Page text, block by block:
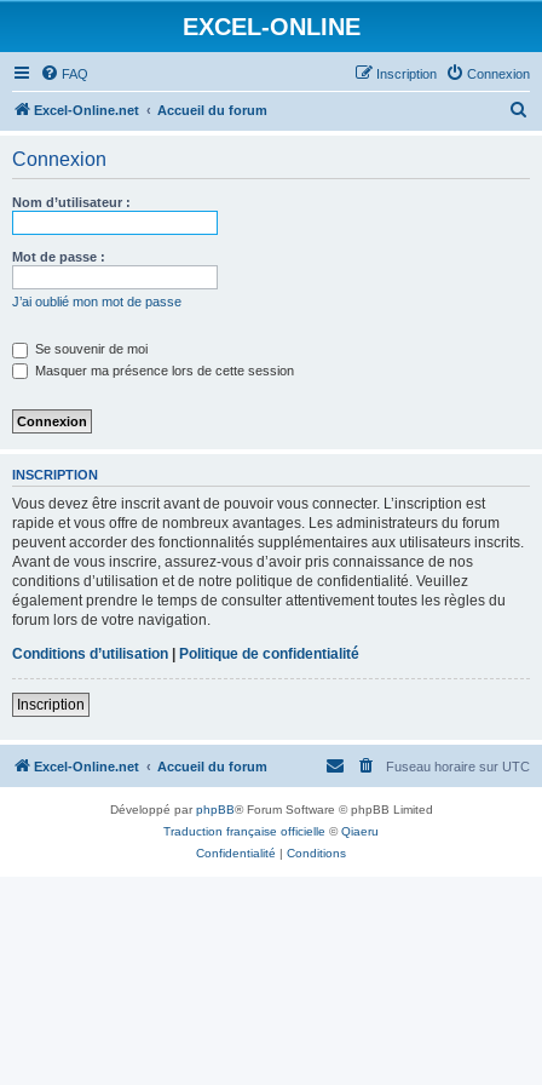
EXCEL-ONLINE
FAQ Connexion
Inscription
Excel-Online.net Accueil du forum
Connexion
Nom d’utilisateur :
Mot de passe :
J’ai oublié mon mot de passe
Se souvenir de moi
Masquer ma présence lors de cette session
INSCRIPTION
Vous devez être inscrit avant de pouvoir vous connecter. L’inscription est
rapide et vous offre de nombreux avantages. Les administrateurs du forum
peuvent accorder des fonctionnalités supplémentaires aux utilisateurs inscrits.
Avant de vous inscrire, assurez-vous d’avoir pris connaissance de nos
conditions d’utilisation et de notre politique de confidentialité. Veuillez
également prendre le temps de consulter attentivement toutes les règles du
forum lors de votre navigation.
Conditions d’utilisation | Politique de confidentialité
Inscription
Excel-Online.net Accueil du forum Fuseau horaire sur UTC
Développé parphpBB® Forum Software © phpBB Limited
Traduction française officielle ©Qiaeru
Confidentialité | Conditions